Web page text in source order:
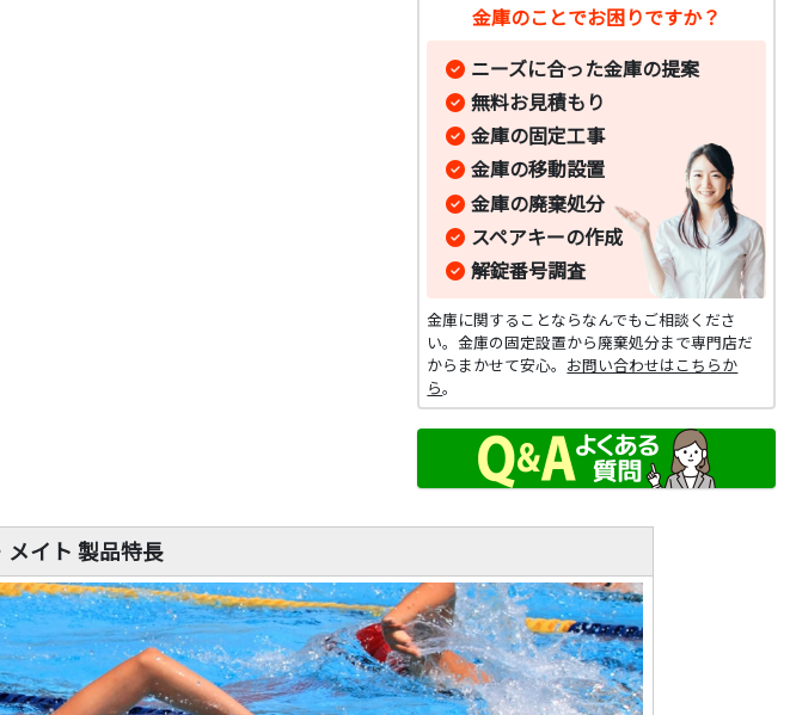
金庫のことでお困りですか？
ニーズに合った金庫の提案
無料お見積もり
金庫の固定工事
金庫の移動設置
金庫の廃棄処分
スペアキーの作成
解錠番号調査
金庫に関することならなんでもご相談くださ
い。金庫の固定設置から廃棄処分まで専門店だ
からまかせて安心。 お問い合わせはこちらか
ら。
メイト 製品特長